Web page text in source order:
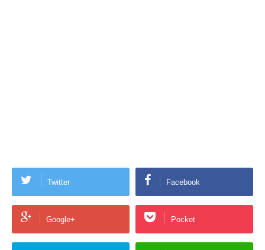
Twitter Facebook
Google+ Pocket